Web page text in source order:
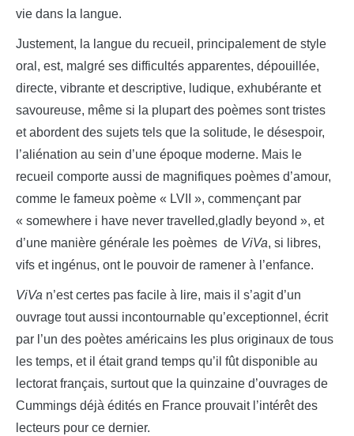
vie dans la langue.
Justement, la langue du recueil, principalement de style
oral, est, malgré ses difficultés apparentes, dépouillée,
directe, vibrante et descriptive, ludique, exhubérante et
savoureuse, même si la plupart des poèmes sont tristes
et abordent des sujets tels que la solitude, le désespoir,
l’aliénation au sein d’une époque moderne. Mais le
recueil comporte aussi de magnifiques poèmes d’amour,
comme le fameux poème « LVII », commençant par
« somewhere i have never travelled,gladly beyond », et
d’une manière générale les poèmes de ViVa, si libres,
vifs et ingénus, ont le pouvoir de ramener à l’enfance.
ViVa n’est certes pas facile à lire, mais il s’agit d’un
ouvrage tout aussi incontournable qu’exceptionnel, écrit
par l’un des poètes américains les plus originaux de tous
les temps, et il était grand temps qu’il fût disponible au
lectorat français, surtout que la quinzaine d’ouvrages de
Cummings déjà édités en France prouvait l’intérêt des
lecteurs pour ce dernier.